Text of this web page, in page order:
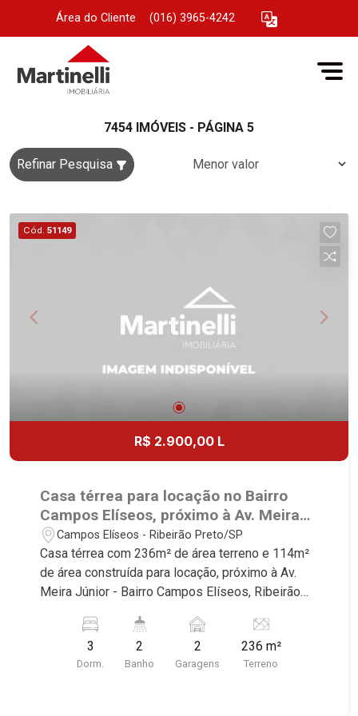
Área do Cliente (016) 3965-4242
7454 IMÓVEIS - PÁGINA 5
Refinar Pesquisa
Cód. 51149
R$ 2.900,00 L
Casa térrea para locação no Bairro
Campos Elíseos, próximo à Av. Meira
Júnior - Ribeirão Preto/SP.
Campos Elíseos - Ribeirão Preto/SP
Casa térrea com 236m² de área terreno e 114m²
de área construída para locação, próximo à Av.
Meira Júnior - Bairro Campos Elíseos, Ribeirão
imóvel que a Martinelli Imobiliária selecionou
para você: - 236m² de área terreno e 114m² de
área construída - 3 dormitórios - Banheiro social -
3
Dorm.
2
Banho
2
Garagens
236 m²
Terreno